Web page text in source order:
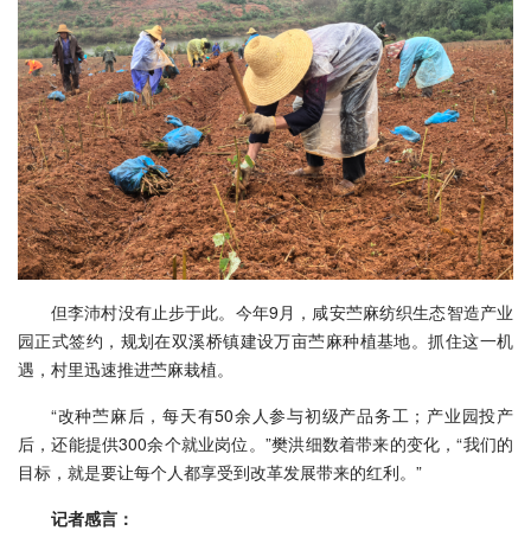
但李沛村没有止步于此。今年9月，咸安苎麻纺织生态智造产业
园正式签约，规划在双溪桥镇建设万亩苎麻种植基地。抓住这一机
遇，村里迅速推进苎麻栽植。
“改种苎麻后，每天有50余人参与初级产品务工；产业园投产
后，还能提供300余个就业岗位。”樊洪细数着带来的变化，“我们的
目标，就是要让每个人都享受到改革发展带来的红利。”
记者感言：